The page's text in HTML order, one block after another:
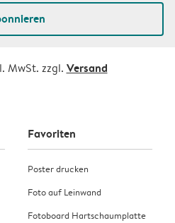
MwSt. zzgl. Versand
Favoriten
Poster drucken
Foto auf Leinwand
Fotoboard Hartschaumplatte